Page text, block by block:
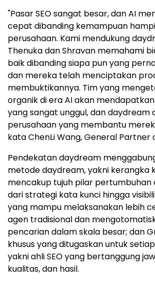
"Pasar SEO sangat besar, dan AI
cepat dibanding kemampuan
perusahaan. Kami mendukung
Thenuka dan Shravan memahami
baik dibanding siapa pun yang
dan mereka telah menciptakan
membuktikannya. Tim yang
organik di era AI akan
yang sangat unggul, dan daydream
perusahaan yang membantu
kata ChenLi Wang, General Partner
Pendekatan daydream
metode daydream, yakni kerangka
mencakup tujuh pilar pertumbuhan
dari strategi kata kunci hingga
yang mampu melaksanakan lebih
agen tradisional dan
pencarian dalam skala besar; dan
khusus yang ditugaskan untuk
yakni ahli SEO yang bertanggung
kualitas, dan hasil.